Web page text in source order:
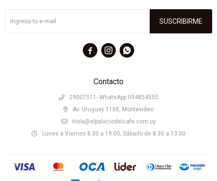
Contacto
29007511- WhatsApp 094854555
Av. Uruguay 1188, Montevideo
Hola@elpalaciodelcafe.com.uy
Lunes a Viernes 8:30 a 19:00, Sábado de 8:30 a 13:00
SUSCRIBIRME
  